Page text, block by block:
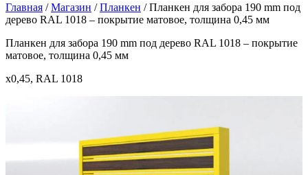
Главная /Магазин /Планкен /Планкен для забора 190 mm под
дерево RAL 1018 – покрытие матовое, толщина 0,45 мм
Планкен для забора 190 mm под дерево RAL 1018 – покрытие
матовое, толщина 0,45 мм
x0,45, RAL 1018